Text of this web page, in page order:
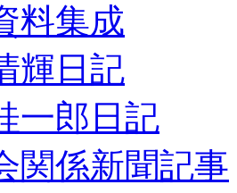
料集成
輝日記
一郎日記
関係新聞記事